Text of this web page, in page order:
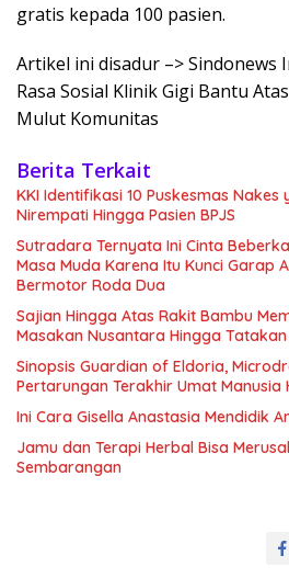
gratis kepada 100 pasien.
Artikel ini disadur –> Sindonews
Rasa Sosial Klinik Gigi Bantu
Mulut Komunitas
Berita Terkait
KKI Identifikasi 10 Puskesmas
Nirempati Hingga Pasien BPJS
Sutradara Ternyata Ini Cinta
Masa Muda Karena Itu Kunci Garap
Bermotor Roda Dua
Sajian Hingga Atas Rakit Bambu
Masakan Nusantara Hingga
Sinopsis Guardian of Eldoria,
Pertarungan Terakhir Umat Manusia
Ini Cara Gisella Anastasia Mendidik
Jamu dan Terapi Herbal Bisa
Sembarangan